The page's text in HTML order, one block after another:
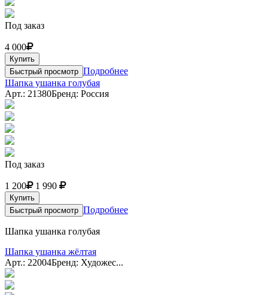
Под заказ
4 000
Купить
Быстрый просмотр Подробнее
Шапка ушанка голубая
Арт.: 21380Бренд: Россия
Под заказ
1 200 1 990
Купить
Быстрый просмотр Подробнее
Шапка ушанка голубая
Шапка ушанка жёлтая
Арт.: 22004Бренд: Художес...